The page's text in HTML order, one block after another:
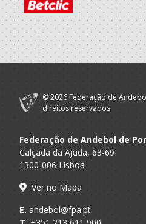
2020/21
A.A. Porto
COLÉGIO GAIA /
COLGAIA, CDE
A.A. Porto
COLÉGIO GAIA /
2018/19
COLÉGIO GAIA /
2017/18
© 2026 Federação de
direitos reservados.
Federação de Andebol de
Calçada da Ajuda, 63-69
1300-006 Lisboa
Ver no Mapa
E. andebol@fpa.pt